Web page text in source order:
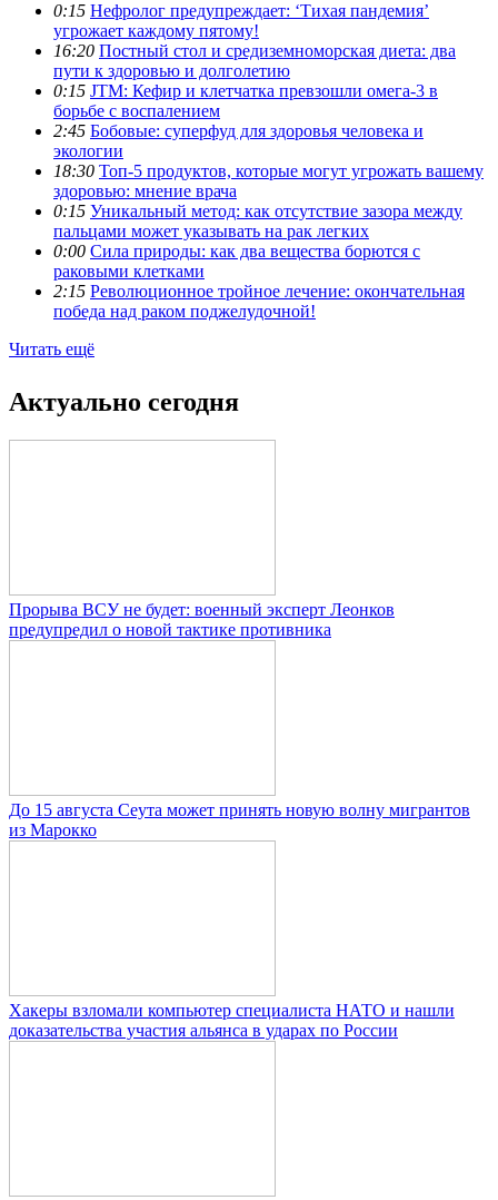
0:15 Нефролог предупреждает: ‘Тихая пандемия’
угрожает каждому пятому!
16:20 Постный стол и средиземноморская диета: два
пути к здоровью и долголетию
0:15 JTM: Кефир и клетчатка превзошли омега-3 в
борьбе с воспалением
2:45 Бобовые: суперфуд для здоровья человека и
экологии
18:30 Топ-5 продуктов, которые могут угрожать вашему
здоровью: мнение врача
0:15 Уникальный метод: как отсутствие зазора между
пальцами может указывать на рак легких
0:00 Сила природы: как два вещества борются с
раковыми клетками
2:15 Революционное тройное лечение: окончательная
победа над раком поджелудочной!
Читать ещё
Актуально сегодня
Прорыва ВСУ не будет: военный эксперт Леонков
предупредил о новой тактике противника
До 15 августа Сеута может принять новую волну мигрантов
из Марокко
Хакеры взломали компьютер специалиста НАТО и нашли
доказательства участия альянса в ударах по России